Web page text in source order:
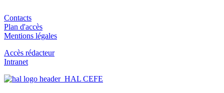
Contacts
Plan d'accès
Mentions légales
Accès rédacteur
Intranet
HAL CEFE